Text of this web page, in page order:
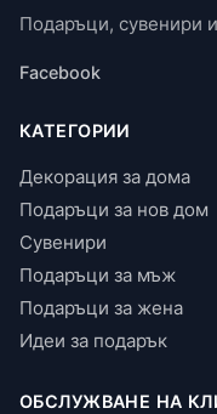
Подаръци, сувенири
Facebook
КАТЕГОРИИ
Декорация за дома
Подаръци за нов дом
Сувенири
Подаръци за мъж
Подаръци за жена
Идеи за подарък
ОБСЛУЖВАНЕ НА